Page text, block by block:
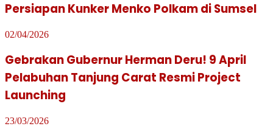
Persiapan Kunker Menko Polkam di Sumsel
02/04/2026
Gebrakan Gubernur Herman Deru! 9 April
Pelabuhan Tanjung Carat Resmi Project
Launching
23/03/2026